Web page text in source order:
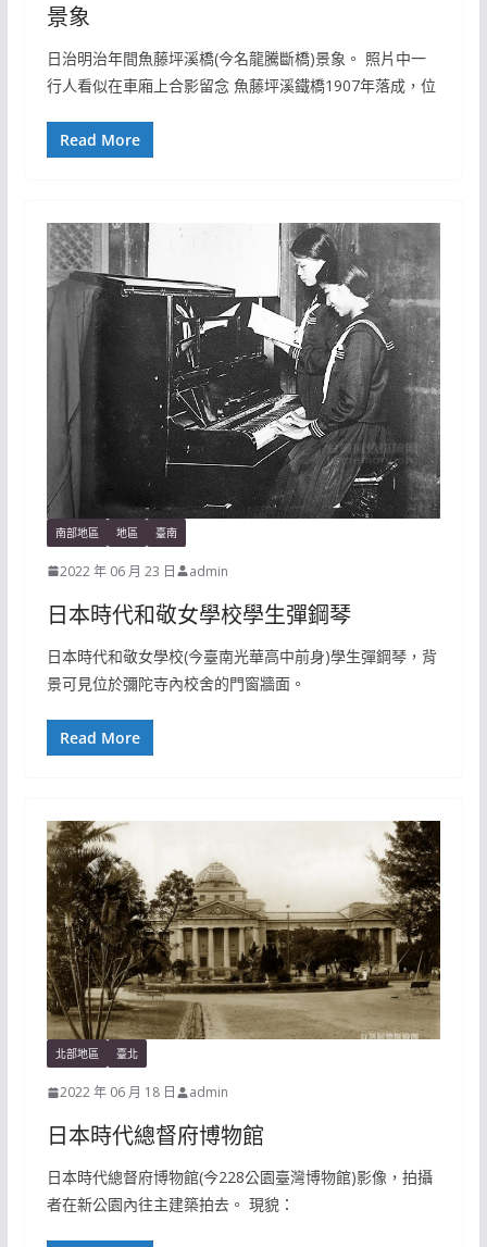
景象
日治明治年間魚藤坪溪橋(今名龍騰斷橋)景象。 照片中一
行人看似在車廂上合影留念 魚藤坪溪鐵橋1907年落成，位
Read More
南部地區 地區 臺南
2022 年 06 月 23 日 admin
日本時代和敬女學校學生彈鋼琴
日本時代和敬女學校(今臺南光華高中前身)學生彈鋼琴，背
景可見位於彌陀寺內校舍的門窗牆面。
Read More
北部地區 臺北
2022 年 06 月 18 日 admin
日本時代總督府博物館
日本時代總督府博物館(今228公園臺灣博物館)影像，拍攝
者在新公園內往主建築拍去。 現貌：